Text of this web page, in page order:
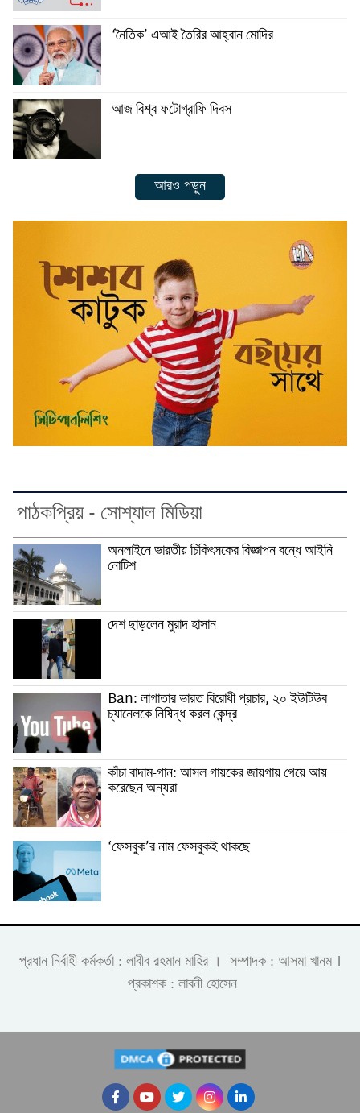
‘নৈতিক’ এআই তৈরির আহ্বান মোদির
আজ বিশ্ব ফটোগ্রাফি দিবস
আরও পড়ুন
পাঠকপ্রিয় - সোশ্যাল মিডিয়া
অনলাইনে ভারতীয় চিকিৎসকের বিজ্ঞাপন বন্ধে আইনি
নোটিশ
দেশ ছাড়লেন মুরাদ হাসান
Ban: লাগাতার ভারত বিরোধী প্রচার, ২০ ইউটিউব
চ্যানেলকে নিষিদ্ধ করল কেন্দ্র
কাঁচা বাদাম-গান: আসল গায়কের জায়গায় গেয়ে আয়
করেছেন অন্যরা
‘ফেসবুক’র নাম ফেসবুকই থাকছে
প্রধান নির্বাহী কর্মকর্তা : লাবীব রহমান মাহির । সম্পাদক : আসমা খানম ।
প্রকাশক : লাবনী হোসেন